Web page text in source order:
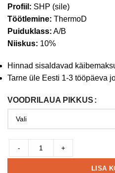
Profiil: SHP (sile)
Töötlemine: ThermoD
Puiduklass: A/B
Niiskus: 10%
Hinnad sisaldavad
Tarne üle Eesti 1-3 tööpäeva
VOODRILAUA PIKKUS
- +
LISA